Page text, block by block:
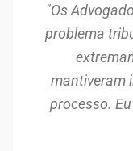
"Os
problema
mantiveram
processo.